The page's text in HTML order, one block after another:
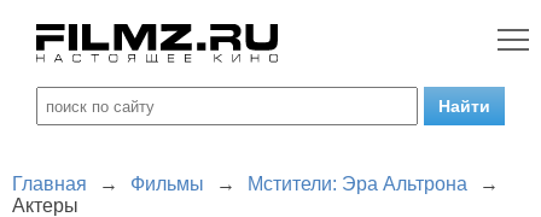
Главная → Фильмы → Мстители: Эра Альтрона
→
Актеры